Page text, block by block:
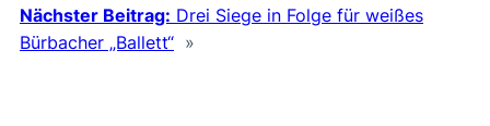
Nächster Beitrag: Drei Siege in Folge für weißes
Bürbacher „Ballett“ »